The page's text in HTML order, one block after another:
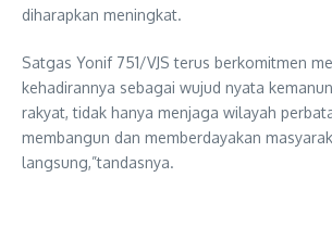
diharapkan meningkat.
Satgas Yonif 751/VJS terus berkomitmen
kehadirannya sebagai wujud nyata
rakyat, tidak hanya menjaga wilayah
membangun dan memberdayakan
langsung,”tandasnya.